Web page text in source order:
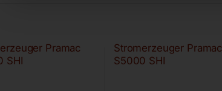
Pramac
SHI
Stromerzeuger Pramac
S5000 SHI